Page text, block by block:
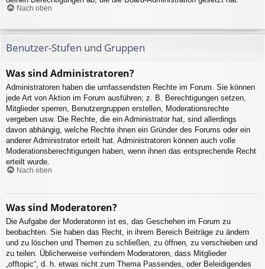
Nach oben
Benutzer-Stufen und Gruppen
Was sind Administratoren?
Administratoren haben die umfassendsten Rechte im Forum. Sie können
jede Art von Aktion im Forum ausführen; z. B. Berechtigungen setzen,
Mitglieder sperren, Benutzergruppen erstellen, Moderationsrechte
vergeben usw. Die Rechte, die ein Administrator hat, sind allerdings
davon abhängig, welche Rechte ihnen ein Gründer des Forums oder ein
anderer Administrator erteilt hat. Administratoren können auch volle
Moderationsberechtigungen haben, wenn ihnen das entsprechende Recht
erteilt wurde.
Nach oben
Was sind Moderatoren?
Die Aufgabe der Moderatoren ist es, das Geschehen im Forum zu
beobachten. Sie haben das Recht, in ihrem Bereich Beiträge zu ändern
und zu löschen und Themen zu schließen, zu öffnen, zu verschieben und
zu teilen. Üblicherweise verhindern Moderatoren, dass Mitglieder
„offtopic“, d. h. etwas nicht zum Thema Passendes, oder Beleidigendes